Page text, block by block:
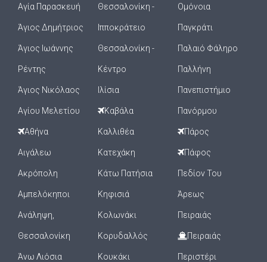
Αγία Παρασκευή
Άγιος Δημήτριος
Άγιος Ιωάννης
Ρέντης
Άγιος Νικόλαος
Αγίου Μελετίου
Αθήνα
Αιγάλεω
Ακρόπολη
Αμπελόκηποι
Ανάληψη,
Θεσσαλονίκη
Άνω Λιόσια
Θεσσαλονίκη -
Ιπποκράτειο
Θεσσαλονίκη -
Κέντρο
Ιλίσια
Καβάλα
Καλλιθέα
Κατεχάκη
Κάτω Πατήσια
Κηφισιά
Κολωνάκι
Κορυδαλλός
Κουκάκι
Ομόνοια
Παγκράτι
Παλαιό Φάληρο
Παλλήνη
Πανεπιστήμιο
Πανόρμου
Πάρος
Πάφος
Πεδίον Του
Άρεως
Πειραιάς
Πειραιάς
Περιστέρι